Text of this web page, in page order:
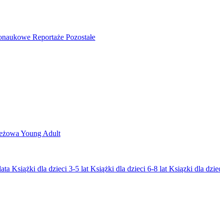
Reportaże Pozostałe
Young Adult
Książki dla dzieci 3-5 lat Książki dla dzieci 6-8 lat Ksiązki dla